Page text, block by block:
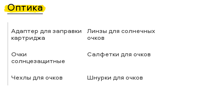
Оптика
Адаптер для заправки
картриджа
Линзы для солнечных
очков
Очки
солнцезащитные
Салфетки для очков
Чехлы для очков Шнурки для очков